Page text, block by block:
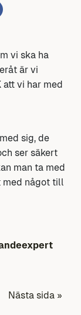
vi ska ha
är vi
vi har med
sig, de
ser säkert
man ta med
med något till
Nästa sida »